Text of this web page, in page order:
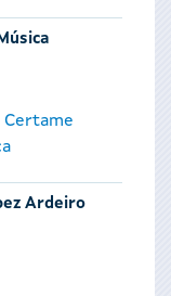
Certame
Ardeiro